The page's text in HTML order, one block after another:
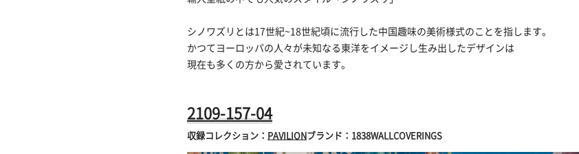
シノワズリとは17世紀~18世紀頃に流行した中国趣味の美術様式のことを指します。
かつてヨーロッパの人々が未知なる東洋をイメージし生み出したデザインは
現在も多くの方から愛されています。
2109-157-04
収録コレクション： PAVILIONブランド：1838WALLCOVERINGS